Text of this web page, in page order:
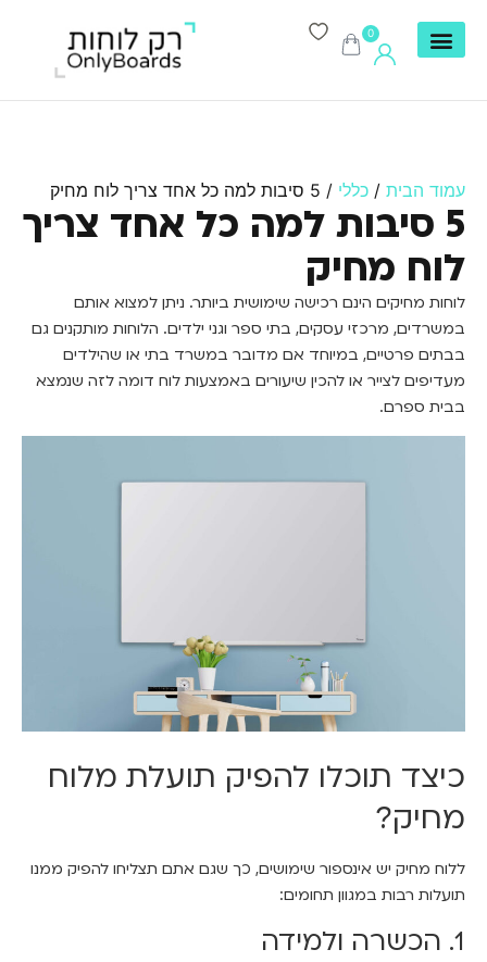
0
עמוד הבית / כללי / 5 סיבות למה כל אחד צריך לוח מחיק
5 סיבות למה כל אחד צריך
לוח מחיק
לוחות מחיקים הינם רכישה שימושית ביותר. ניתן למצוא אותם
במשרדים, מרכזי עסקים, בתי ספר וגני ילדים. הלוחות מותקנים גם
בבתים פרטיים, במיוחד אם מדובר במשרד בתי או שהילדים
מעדיפים לצייר או להכין שיעורים באמצעות לוח דומה לזה שנמצא
בבית ספרם.
כיצד תוכלו להפיק תועלת מלוח
מחיק?
ללוח מחיק יש אינספור שימושים, כך שגם אתם תצליחו להפיק ממנו
תועלות רבות במגוון תחומים:
1. הכשרה ולמידה